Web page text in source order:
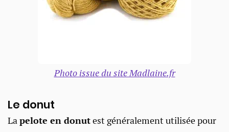
Photo issue du site Madlaine.fr
Le donut​
Lapelote en donutest généralement utilisée pour